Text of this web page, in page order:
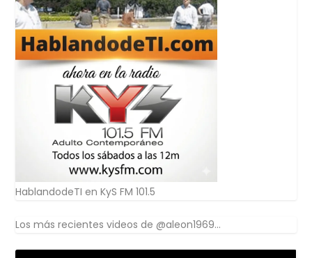
HablandodeTI en KyS FM 101.5
Los más recientes videos de @aleon1969...